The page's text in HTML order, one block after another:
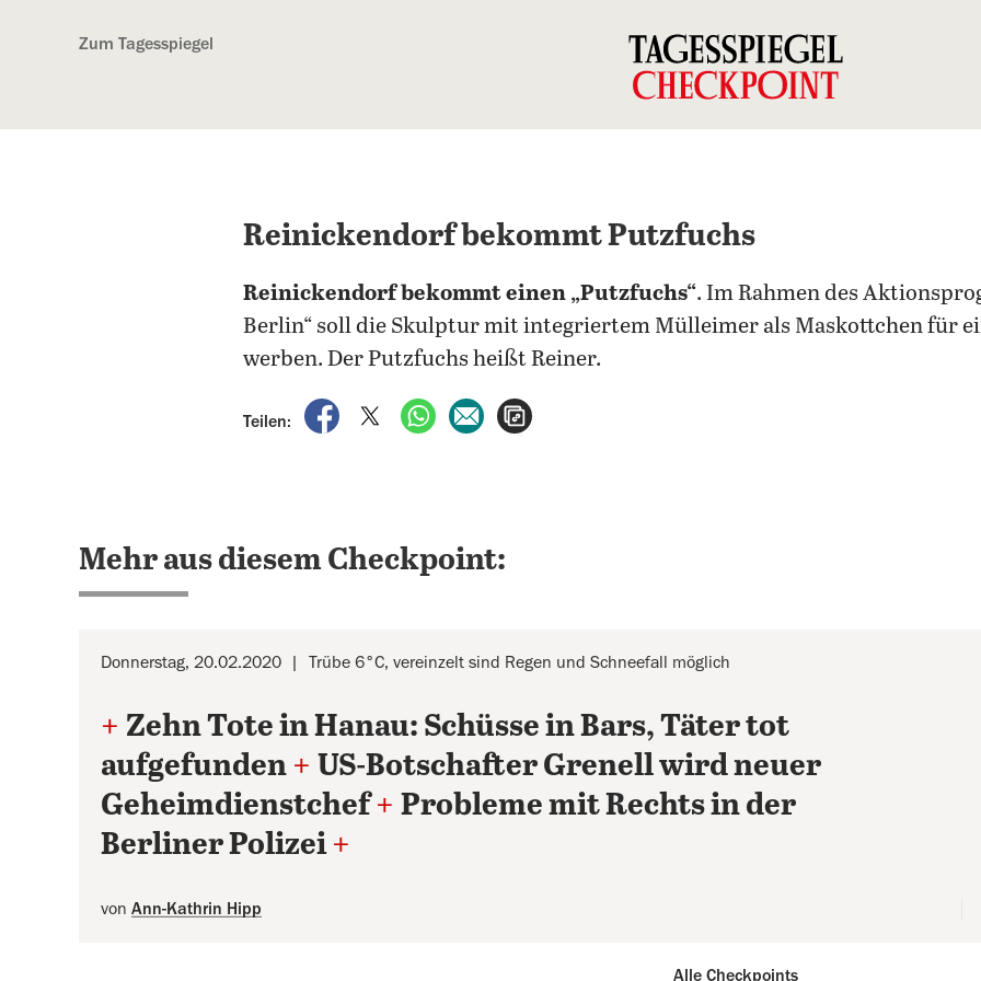
Zum Tagesspiegel
Reinickendorf bekommt Putzfuchs
Reinickendorf bekommt einen „Putzfuchs“. Im Rahmen des
Berlin“ soll die Skulptur mit integriertem Mülleimer als Maskottchen für
werben. Der Putzfuchs heißt Reiner.
Teilen:
auf Facebook teilen
auf X teilenper WhatsApp teilen
per E-Mail teilen
Mehr aus diesem Checkpoint:
Donnerstag, 20.02.2020 Trübe 6°C, vereinzelt sind Regen und Schneefall möglich
+ Zehn Tote in Hanau: Schüsse in Bars, Täter tot
aufgefunden + US-Botschafter Grenell wird neuer
Geheimdienstchef + Probleme mit Rechts in der
Berliner Polizei +
von Ann-Kathrin Hipp
Alle Checkpoints